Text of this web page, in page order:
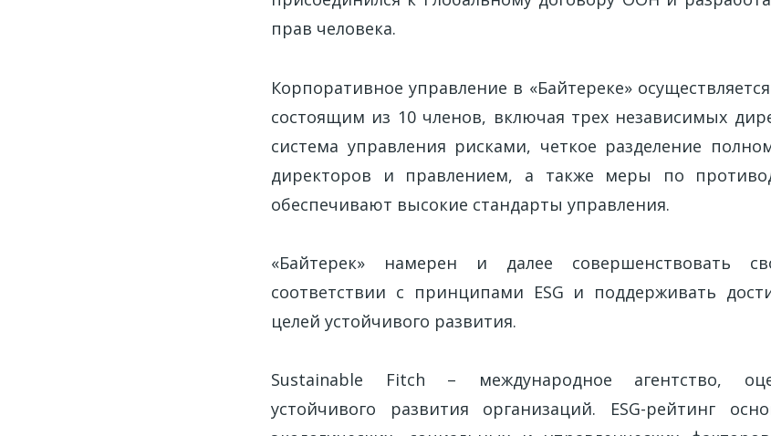
прав человека.
Корпоративное управление в «Байтереке»
состоящим из 10 членов, включая трех независимых
система управления рисками, четкое разделение
директоров и правлением, а также меры по
обеспечивают высокие стандарты управления.
«Байтерек» намерен и далее совершенствовать
соответствии с принципами ESG и поддерживать
целей устойчивого развития.
Sustainable Fitch – международное агентство,
устойчивого развития организаций. ESG-рейтинг